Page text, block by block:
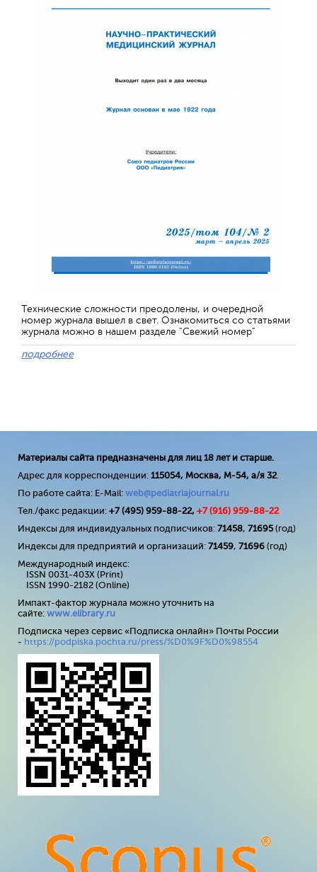
Технические сложности преодолены, и очередной
номер журнала вышел в свет. Ознакомиться со статьями
журнала можно в нашем разделе "Свежий номер"
подробнее
Материалы сайта предназначены для лиц 18 лет и старше.
Адрес для корреспонденции: 115054, Москва, М-54, а/я 32.
По работе сайта: E-Mail: web@pediatriajournal.ru
Тел./факс редакции: +7 (495) 959-88-22, +7 (916) 959-88-22
Индексы для индивидуальных подписчиков: 71458, 71695(год)
Индексы для предприятий и организаций: 71459, 71696 (год)
Международный индекс:
ISSN 0031-403X (Print)
ISSN 1990-2182 (Online)
Импакт-фактор журнала можно уточнить на
сайте: www.elibrary.ru
Подписка через сервис «Подписка онлайн» Почты России
- https://podpiska.pochta.ru/press/%D0%9F%D0%98554